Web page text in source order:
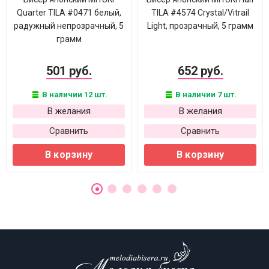
Quarter TILA #0471 белый,
радужный непрозрачный, 5
грамм
501 руб.
В наличии 12 шт.
В желания
Сравнить
В корзину
TILA #4574 Crystal/Vitrail
Light, прозрачный, 5 грамм
652 руб.
В наличии 7 шт.
В желания
Сравнить
В корзину